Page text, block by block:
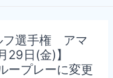
フ選手権 アマ
29日(金)】
ープレーに変更